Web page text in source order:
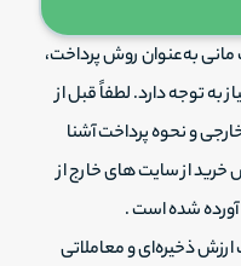
مانی به‌عنوان روش پرداخت،
به توجه دارد. لطفاً قبل از
و نحوه پرداخت آشنا
از سایت های خارج از
آورده شده است .
ارزش ذخیره‌ای و معاملاتی